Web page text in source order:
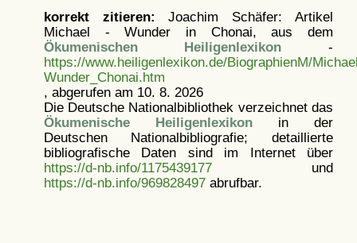
korrekt zitieren: Joachim Schäfer: Artikel
Michael - Wunder in Chonai, aus dem
Ökumenischen Heiligenlexikon -
https://www.heiligenlexikon.de/BiographienM/
Wunder_Chonai.htm
, abgerufen am 10. 8. 2026
Die Deutsche Nationalbibliothek verzeichnet das
Ökumenische Heiligenlexikonin der
Deutschen Nationalbibliografie; detaillierte
bibliografische Daten sind im Internet über
https://d-nb.info/1175439177und
https://d-nb.info/969828497abrufbar.